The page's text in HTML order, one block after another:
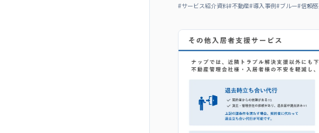
#サービス紹介資料#不動産#導入事例#ブルー#信頼感